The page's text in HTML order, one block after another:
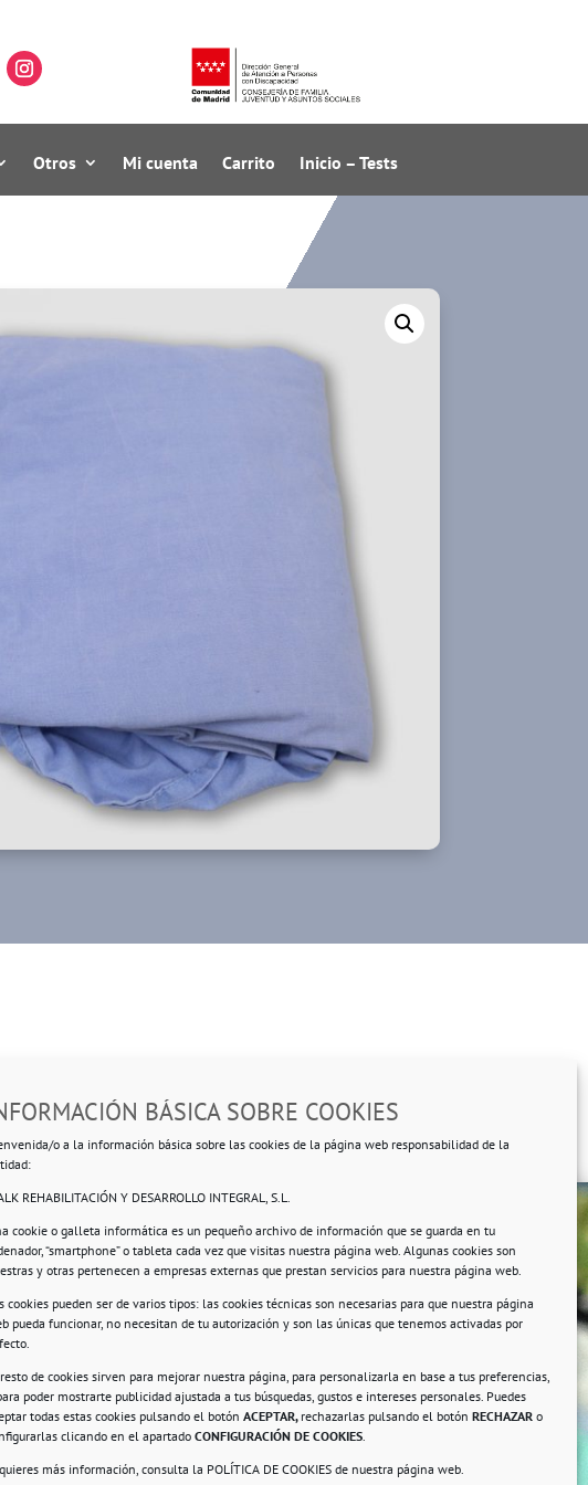
BÁSICA SOBRE COOKIES
o a la información básica sobre las cookies de la página web responsabilidad de la
REHABILITACIÓN Y DESARROLLO INTEGRAL, S.L.
cookie o galleta informática es un pequeño archivo de información que se guarda en tu
“smartphone” o tableta cada vez que visitas nuestra página web. Algunas cookies son
y otras pertenecen a empresas externas que prestan servicios para nuestra página web.
cookies pueden ser de varios tipos: las cookies técnicas son necesarias para que nuestra página
pueda funcionar, no necesitan de tu autorización y son las únicas que tenemos activadas por
de cookies sirven para mejorar nuestra página, para personalizarla en base a tus preferencias,
poder mostrarte publicidad ajustada a tus búsquedas, gustos e intereses personales. Puedes
todas estas cookies pulsando el botón ACEPTAR, rechazarlas pulsando el botón RECHAZAR o
clicando en el apartadoCONFIGURACIÓN DE COOKIES.
más información, consulta la POLÍTICA DE COOKIES de nuestra página web.
Otros Mi cuenta Carrito Inicio – Tests
datos personales.